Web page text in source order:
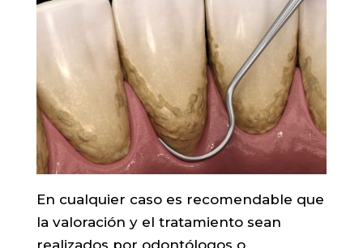
En cualquier caso es recomendable que
la valoración y el tratamiento sean